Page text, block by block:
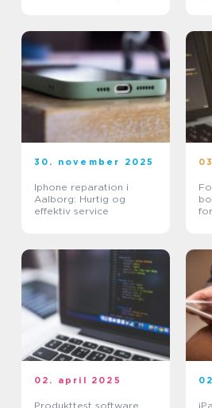
30. november 2025
Iphone reparation i
Aalborg: Hurtig og
effektiv service
02. april 2025
Produkttest software